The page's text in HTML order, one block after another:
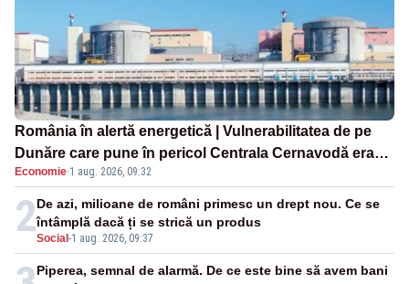
România în alertă energetică | Vulnerabilitatea de pe
Dunăre care pune în pericol Centrala Cernavodă era
cunoscută de pe vremea lui Ceaușescu
Economie·1 aug. 2026, 09:32
2Social -1 aug. 2026, 09:37
De azi, milioane de români primesc un drept nou. Ce se
întâmplă dacă ți se strică un produs
Piperea, semnal de alarmă. De ce este bine să avem bani